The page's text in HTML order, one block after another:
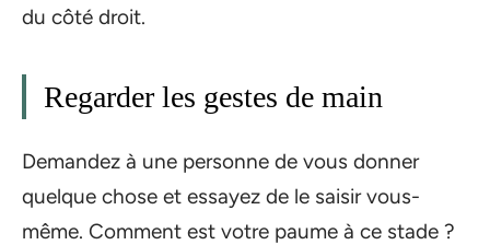
du côté droit.
Regarder les gestes de main
Demandez à une personne de vous donner
quelque chose et essayez de le saisir vous-
même. Comment est votre paume à ce stade ?